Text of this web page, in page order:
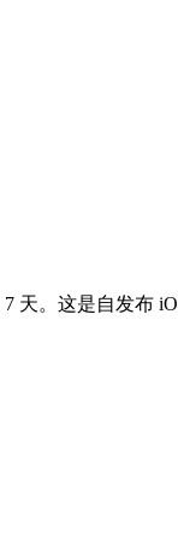
天。这是自发布